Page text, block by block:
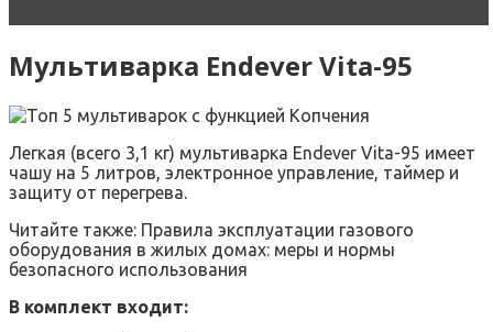
Мультиварка Endever Vita-95
Легкая (всего 3,1 кг) мультиварка Endever Vita-95 имеет
чашу на 5 литров, электронное управление, таймер и
защиту от перегрева.
Читайте также: Правила эксплуатации газового
оборудования в жилых домах: меры и нормы
безопасного использования
В комплект входит: